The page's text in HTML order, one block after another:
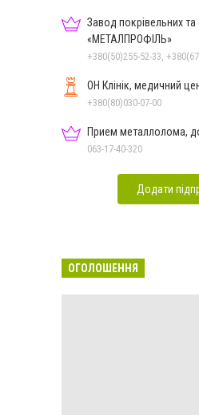
Завод покрівельних та
«МЕТАЛПРОФІЛЬ»
ОН Клінік, медичний
+380(80)030-07-00
Прием металлолома,
063-17-40-320
Додати
ОГОЛОШЕННЯ